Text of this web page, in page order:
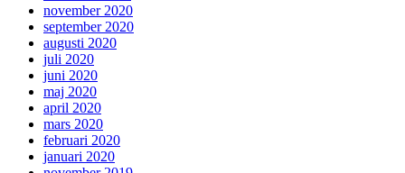
november 2020
september 2020
augusti 2020
juli 2020
juni 2020
maj 2020
april 2020
mars 2020
februari 2020
januari 2020